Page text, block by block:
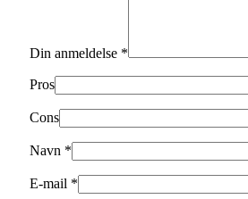
Din anmeldelse *
Pros
Cons
Navn *
E-mail *